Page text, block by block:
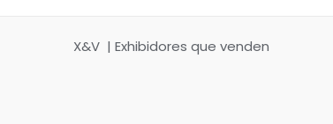
X&V | Exhibidores que venden